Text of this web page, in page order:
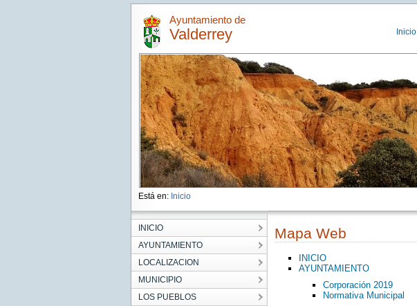
Ayuntamiento de
Valderrey Inicio
Está en: Inicio
INICIO
AYUNTAMIENTO
LOCALIZACION
MUNICIPIO
LOS PUEBLOS
Mapa Web
INICIO
AYUNTAMIENTO
Corporación 2019
Normativa Municipal